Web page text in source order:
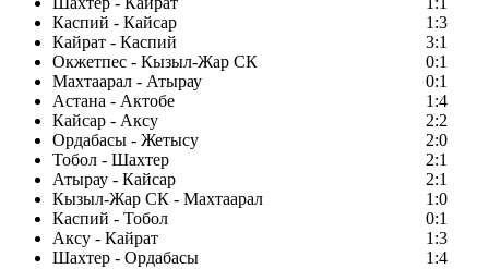
Каспий - Кайсар
1:3
Кайрат - Каспий
3:1
Окжетпес - Кызыл-Жар СК
0:1
Махтаарал - Атырау
0:1
Астана - Актобе
1:4
Кайсар - Аксу
2:2
Ордабасы - Жетысу
2:0
Тобол - Шахтер
2:1
Атырау - Кайсар
2:1
Кызыл-Жар СК - Махтаарал
1:0
Каспий - Тобол
0:1
Аксу - Кайрат
1:3
Шахтер - Ордабасы
1:4